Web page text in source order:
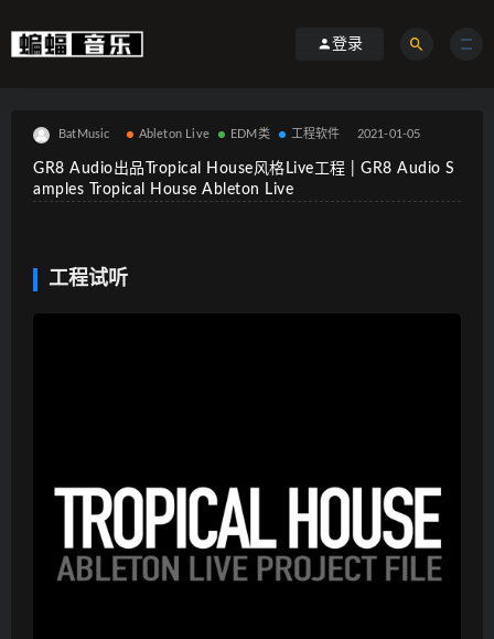
登录
BatMusic Ableton Live EDM类 工程软件 2021-01-05
GR8 Audio出品Tropical House风格Live工程 | GR8 Audio S
amples Tropical House Ableton Live
工程试听